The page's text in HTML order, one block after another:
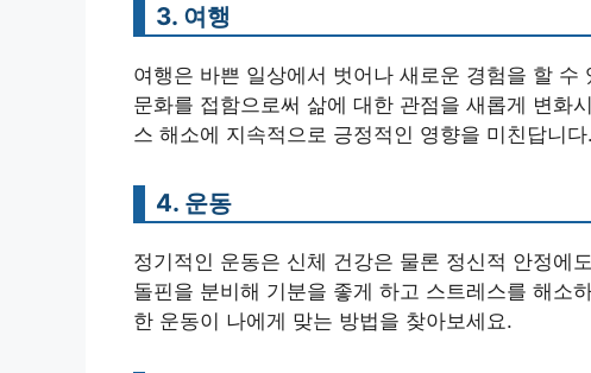
3. 여행
여행은 바쁜 일상에서 벗어나 새로운 경험을 할
문화를 접함으로써 삶에 대한 관점을 새롭게 변화
스 해소에 지속적으로 긍정적인 영향을 미친답니다.
4. 운동
정기적인 운동은 신체 건강은 물론 정신적 안정에
돌핀을 분비해 기분을 좋게 하고 스트레스를 해소
한 운동이 나에게 맞는 방법을 찾아보세요.